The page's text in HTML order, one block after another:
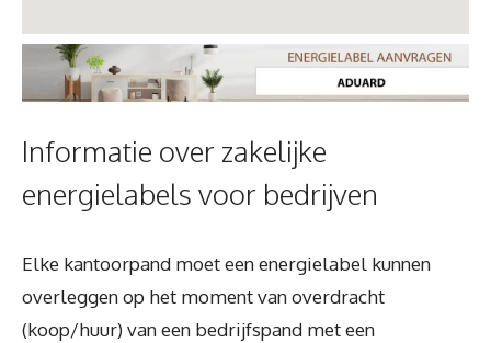
Informatie over zakelijke
energielabels voor bedrijven
Elke kantoorpand moet een energielabel kunnen
overleggen op het moment van overdracht
(koop/huur) van een bedrijfspand met een